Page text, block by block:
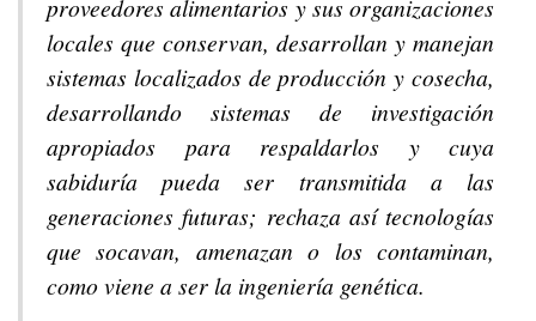
proveedores alimentarios y sus organizaciones
locales que conservan, desarrollan y manejan
sistemas localizados de producción y cosecha,
desarrollando sistemas de investigación
apropiados para respaldarlos y cuya
sabiduría pueda ser transmitida a las
generaciones futuras; rechaza así tecnologías
que socavan, amenazan o los contaminan,
como viene a ser la ingeniería genética.